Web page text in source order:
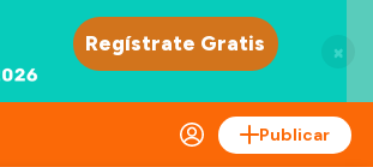
×
Publicar